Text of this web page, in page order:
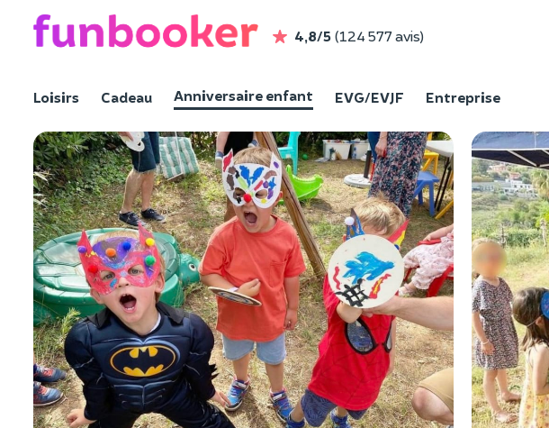
4,8/5 (124 577 avis)
Loisirs Cadeau Anniversaire enfant EVG/EVJF Entreprise